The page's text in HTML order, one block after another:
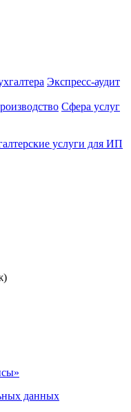
Экспресс-аудит
Сфера услуг
услуги для ИП
данных